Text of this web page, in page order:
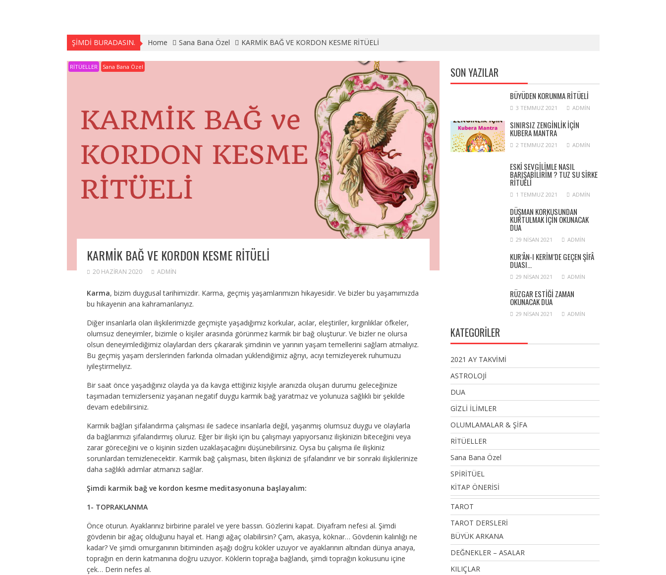
ŞİMDİ BURADASIN. Home Sana Bana Özel KARMİK BAĞ VE KORDON KESME RİTÜELİ
RİTÜELLER Sana Bana Özel
KARMİK BAĞ VE KORDON KESME RİTÜELİ
20 HAZIRAN 2020 ADMIN
Karma, bizim duygusal tarihimizdir. Karma, geçmiş yaşamlarımızın hikayesidir. Ve bizler bu yaşamımızda
bu hikayenin ana kahramanlarıyız.
Diğer insanlarla olan ilişkilerimizde geçmişte yaşadığımız korkular, acılar, eleştiriler, kırgınlıklar öfkeler,
olumsuz deneyimler, bizimle o kişiler arasında görünmez karmik bir bağ oluşturur. Ve bizler ne olursa
olsun deneyimlediğimiz olaylardan ders çıkararak şimdinin ve yarının yaşam temellerini sağlam atmalıyız.
Bu geçmiş yaşam derslerinden farkında olmadan yüklendiğimiz ağrıyı, acıyı temizleyerek ruhumuzu
iyileştirmeliyiz.
Bir saat önce yaşadığınız olayda ya da kavga ettiğiniz kişiyle aranızda oluşan durumu geleceğinize
taşımadan temizlerseniz yaşanan negatif duygu karmik bağ yaratmaz ve yolunuza sağlıklı bir şekilde
devam edebilirsiniz.
Karmik bağları şifalandırma çalışması ile sadece insanlarla değil, yaşanmış olumsuz duygu ve olaylarla
da bağlarımızı şifalandırmış oluruz. Eğer bir ilişki için bu çalışmayı yapıyorsanız ilişkinizin biteceğini veya
zarar göreceğini ve o kişinin sizden uzaklaşacağını düşünebilirsiniz. Oysa bu çalışma ile ilişkiniz
sorunlardan temizlenecektir. Karmik bağ çalışması, biten ilişkinizi de şifalandırır ve bir sonraki ilişkilerinize
daha sağlıklı adımlar atmanızı sağlar.
Şimdi karmik bağ ve kordon kesme meditasyonuna başlayalım:
1- TOPRAKLANMA
Önce oturun. Ayaklarınız birbirine paralel ve yere bassın. Gözlerini kapat. Diyafram nefesi al. Şimdi
gövdenin bir ağaç olduğunu hayal et. Hangi ağaç olabilirsin? Çam, akasya, köknar… Gövdenin kalınlığı ne
kadar? Ve şimdi omurganının bitiminden aşağı doğru kökler uzuyor ve ayaklarının altından dünya anaya,
toprağın en derin katmanına doğru uzuyor. Köklerin toprağa bağlandı, şimdi toprağın kokusunu içine
çek… Derin nefes al.
SON YAZILAR
BÜYÜDEN KORUNMA RITÜELI
3 TEMMUZ 2021 ADMIN
SINIRSIZ ZENGINLIK IÇIN
KUBERA MANTRA
2 TEMMUZ 2021 ADMIN
ESKI SEVGILIMLE NASIL
BARIŞABILIRIM ? TUZ SU SIRKE
RITÜELI
1 TEMMUZ 2021 ADMIN
DÜŞMAN KORKUSUNDAN
KURTULMAK İÇIN OKUNACAK
DUA
29 NISAN 2021 ADMIN
KUR’ÂN-I KERIM’DE GEÇEN ŞIFÂ
DUASI…
29 NISAN 2021 ADMIN
RÜZGAR ESTIĞI ZAMAN
OKUNACAK DUA
29 NISAN 2021 ADMIN
KATEGORİLER
2021 AY TAKVİMİ
ASTROLOJİ
DUA
GİZLİ İLİMLER
OLUMLAMALAR & ŞİFA
RİTÜELLER
Sana Bana Özel
SPİRİTÜEL
KİTAP ÖNERİSİ
TAROT
TAROT DERSLERİ
BÜYÜK ARKANA
DEĞNEKLER – ASALAR
KILIÇLAR